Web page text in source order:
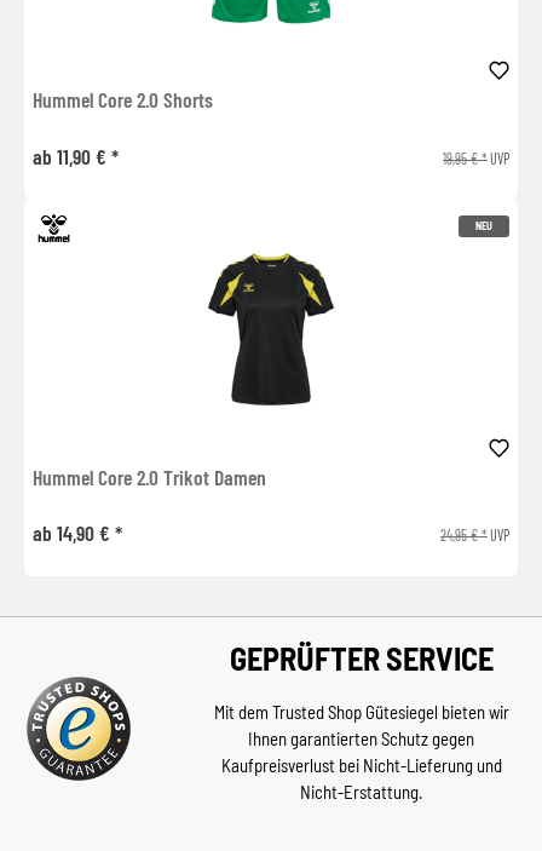
Hummel Core 2.0 Shorts
ab 11,90 € * 19,95 € *UVP
NEU
Hummel Core 2.0 Trikot Damen
ab 14,90 € * 24,95 € *UVP
GEPRÜFTER SERVICE
Mit dem Trusted Shop Gütesiegel bieten wir
Ihnen garantierten Schutz gegen
Kaufpreisverlust bei Nicht-Lieferung und
Nicht-Erstattung.